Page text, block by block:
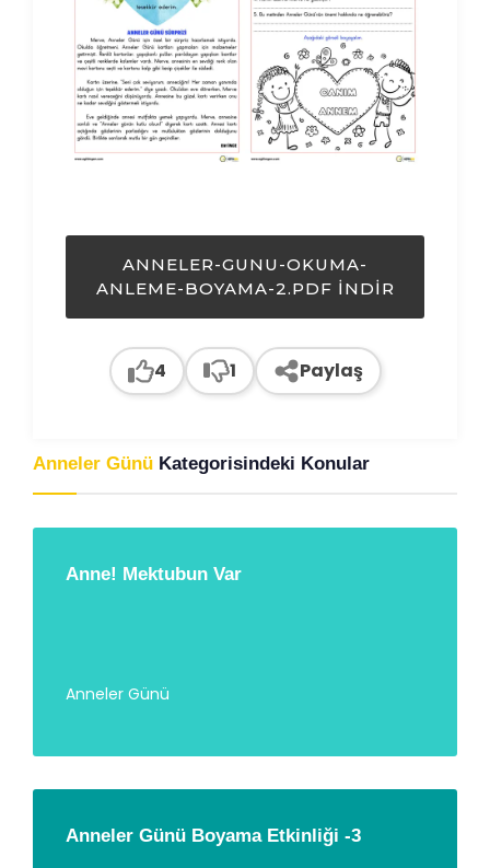
ANNELER-GUNU-OKUMA-
ANLEME-BOYAMA-2.PDF İNDIR
4 1 Paylaş
Anneler Günü Kategorisindeki Konular
Anne! Mektubun Var
Anneler Günü
Anneler Günü Boyama Etkinliği -3